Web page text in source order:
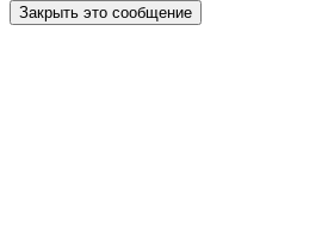
Закрыть это сообщение